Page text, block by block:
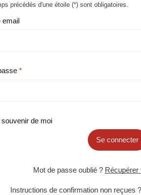
précédés d'une étoile (*) sont obligatoires.
email
souvenir de moi
Se connecter
Mot de passe oublié ? Récupérer
Instructions de confirmation non reçues ?